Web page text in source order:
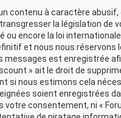
contenu à caractère
la législation de
ou encore la loi
et nous nous réservons
messages est enregistrée
» ait le droit de
si nous estimons cela
soient enregistrées
consentement, ni «